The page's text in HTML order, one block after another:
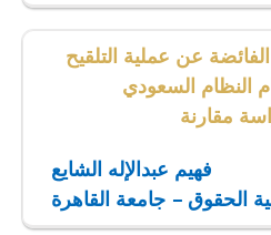
عن عملية التلقيح
النظام السعودي
مقارنة
فهيم عبدالإله الشايع
الحقوق – جامعة القاهرة